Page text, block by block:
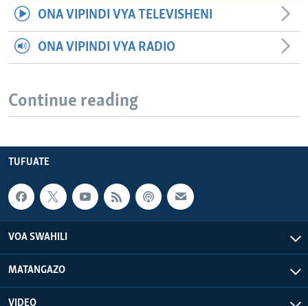
ONA VIPINDI VYA TELEVISHENI
ONA VIPINDI VYA RADIO
Continue reading
TUFUATE
VOA SWAHILI
MATANGAZO
VIDEO